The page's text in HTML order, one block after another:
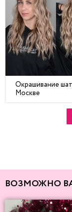
Окрашивание
Москве
ВОЗМОЖНО